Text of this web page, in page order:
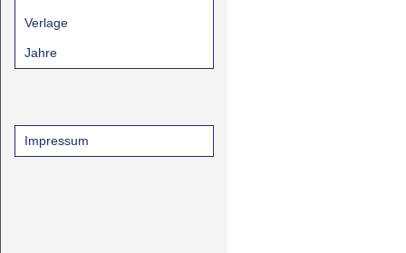
Verlage
Jahre
Impressum